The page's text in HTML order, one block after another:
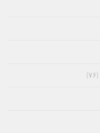
(۷۶)